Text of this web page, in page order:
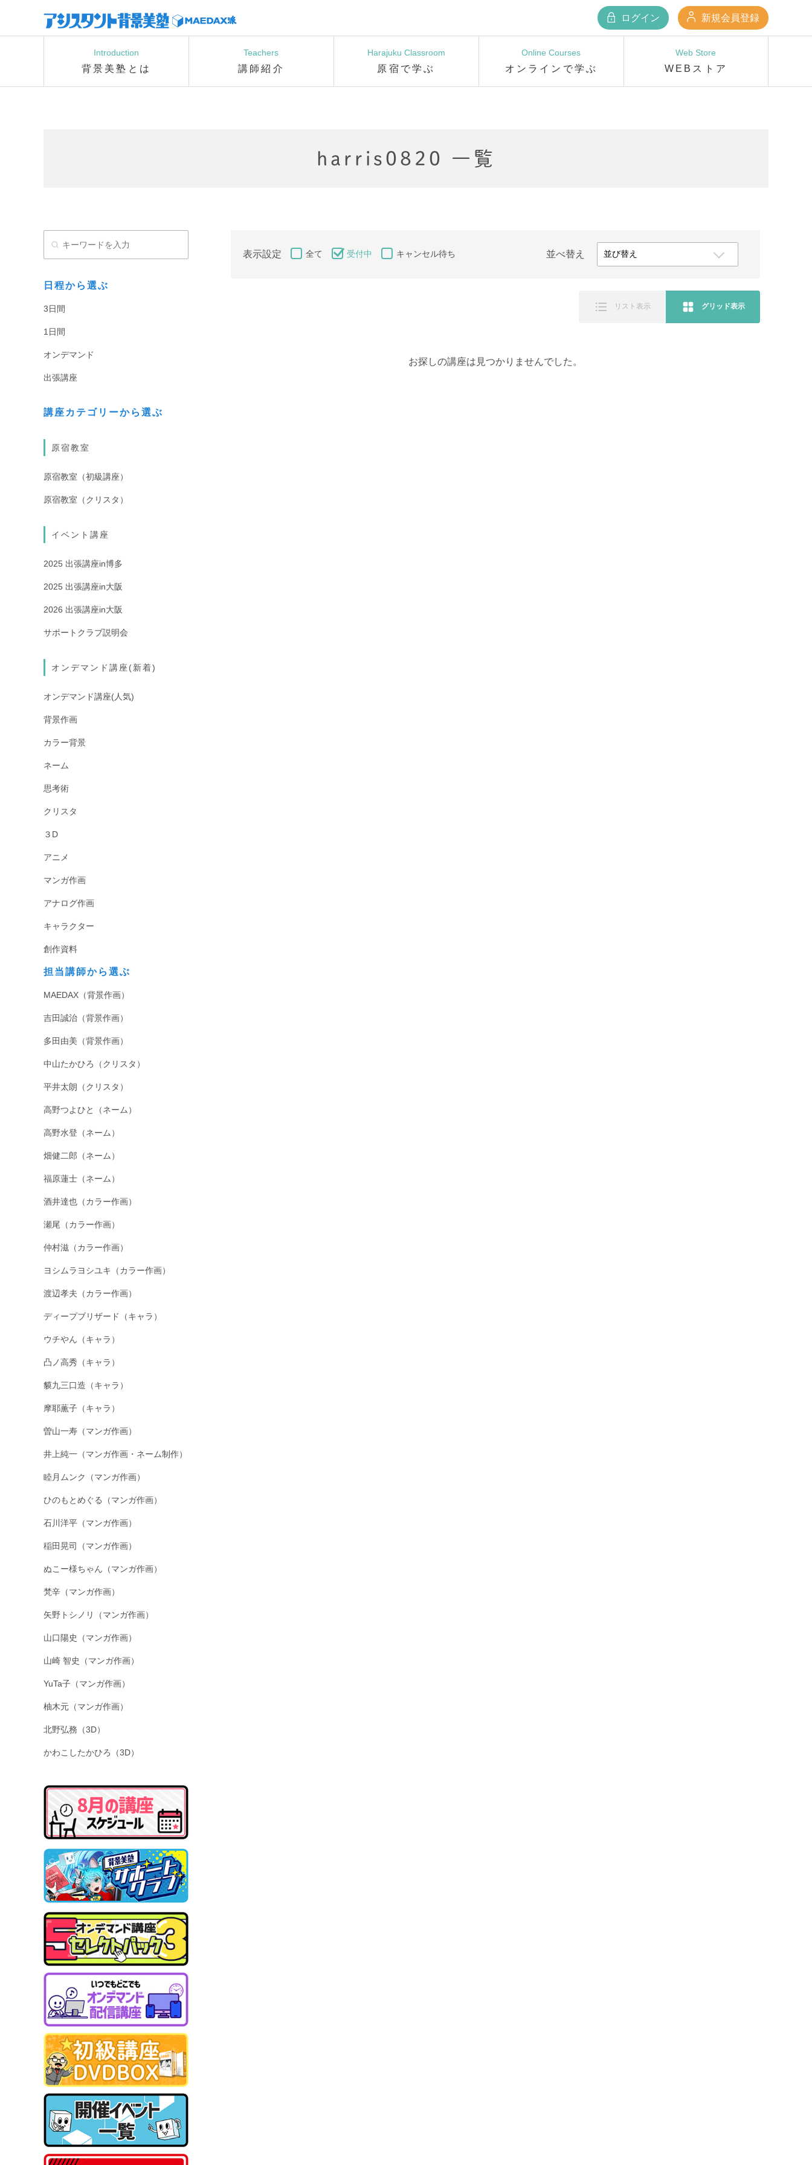
ログイン 新規会員登録
Introduction
背景美塾とは
Teachers
講師紹介
Harajuku Classroom
原宿で学ぶ
Online Courses
オンラインで学ぶ
Web Store
WEBストア
harris0820 一覧
日程から選ぶ
3日間
1日間
オンデマンド
出張講座
講座カテゴリーから選ぶ
原宿教室
原宿教室（初級講座）
原宿教室（クリスタ）
イベント講座
2025 出張講座in博多
2025 出張講座in大阪
2026 出張講座in大阪
サポートクラブ説明会
オンデマンド講座(新着)
オンデマンド講座(人気)
背景作画
カラー背景
ネーム
思考術
クリスタ
３D
アニメ
マンガ作画
アナログ作画
キャラクター
創作資料
担当講師から選ぶ
MAEDAX（背景作画）
吉田誠治（背景作画）
多田由美（背景作画）
中山たかひろ（クリスタ）
平井太朗（クリスタ）
高野つよひと（ネーム）
高野水登（ネーム）
畑健二郎（ネーム）
福原蓮士（ネーム）
酒井達也（カラー作画）
瀬尾（カラー作画）
仲村滋（カラー作画）
ヨシムラヨシユキ（カラー作画）
渡辺孝夫（カラー作画）
ディープブリザード（キャラ）
ウチやん（キャラ）
凸ノ高秀（キャラ）
貘九三口造（キャラ）
摩耶薫子（キャラ）
曽山一寿（マンガ作画）
井上純一（マンガ作画・ネーム制作）
睦月ムンク（マンガ作画）
ひのもとめぐる（マンガ作画）
石川洋平（マンガ作画）
稲田晃司（マンガ作画）
ぬこー様ちゃん（マンガ作画）
梵辛（マンガ作画）
矢野トシノリ（マンガ作画）
山口陽史（マンガ作画）
山崎 智史（マンガ作画）
YuTa子（マンガ作画）
柚木元（マンガ作画）
北野弘務（3D）
かわこしたかひろ（3D）
表示設定 全て 受付中 キャンセル待ち 並べ替え
リスト表示 グリッド表示
お探しの講座は見つかりませんでした。